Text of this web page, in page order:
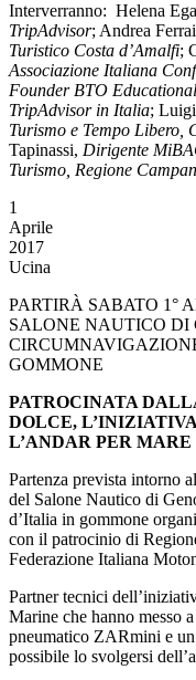
Interverranno: Helena
TripAdvisor; Andrea
Turistico Costa d’Amalfi;
Associazione Italiana
Founder BTO Educational
TripAdvisor in Italia;
Turismo e Tempo Libero,
Tapinassi, Dirigente
Turismo, Regione
1
Aprile
2017
Ucina
PARTIRÀ SABATO 1°
SALONE NAUTICO DI
GOMMONE
PATROCINATA
DOLCE,
L’ANDAR PER
Partenza prevista intorno
del Salone Nautico di
d’Italia in gommone
con il patrocinio di
Federazione Italiana
Partner tecnici
Marine che hanno messo
pneumatico ZARmini e
possibile lo svolgersi